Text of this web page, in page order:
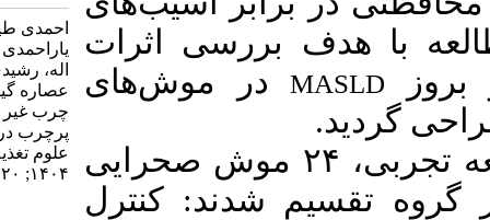
بررسی اثرات
در موش‌های
این مطالعه تجربی، ۲۴ موش صحرایی
شدند: کنترل
احمدی طیبه، عسکری الهه،
یاراحمدی سحر، فاضلی مقدم عزت
اله، رشیدی پور مرضیه. بررسی اثر
عصاره گیاه مچه در پیشگیری از کبد
چرب غیر الکلی ناشی از رژیم
پرچرب در موش‌های صحرایی.
علوم تغذیه و صنایع غذایی ایران.
۱۴۰۴; ۲۰ (۴) :۱۱-۲۱